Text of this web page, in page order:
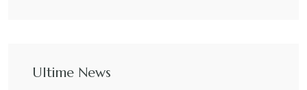
Deforestazione
Ultime News